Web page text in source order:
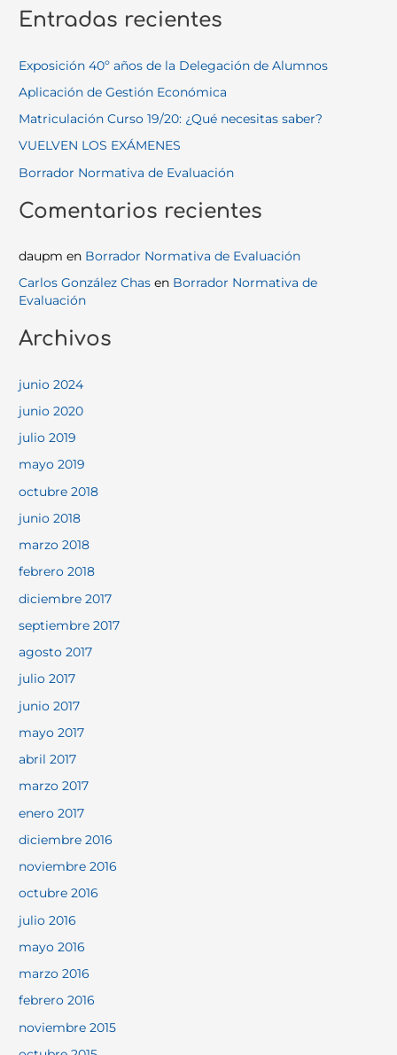
s
a
r
p
o
r
Entradas recientes
Exposición 40º años de la Delegación de Alumnos
Aplicación de Gestión Económica
Matriculación Curso 19/20: ¿Qué necesitas saber?
VUELVEN LOS EXÁMENES
Borrador Normativa de Evaluación
Comentarios recientes
daupm en Borrador Normativa de Evaluación
Carlos González Chas en Borrador Normativa de
Evaluación
Archivos
junio 2024
junio 2020
julio 2019
mayo 2019
octubre 2018
junio 2018
marzo 2018
febrero 2018
diciembre 2017
septiembre 2017
agosto 2017
julio 2017
junio 2017
mayo 2017
abril 2017
marzo 2017
enero 2017
diciembre 2016
noviembre 2016
octubre 2016
julio 2016
mayo 2016
marzo 2016
febrero 2016
noviembre 2015